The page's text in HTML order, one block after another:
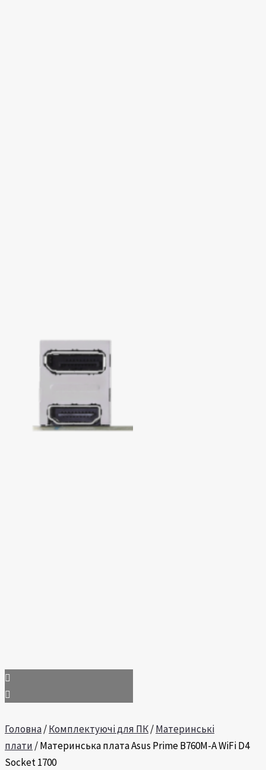
Головна/Комплектуючі для ПК/Материнські
плати / Материнська плата Asus Prime B760M-A WiFi D4
Socket 1700